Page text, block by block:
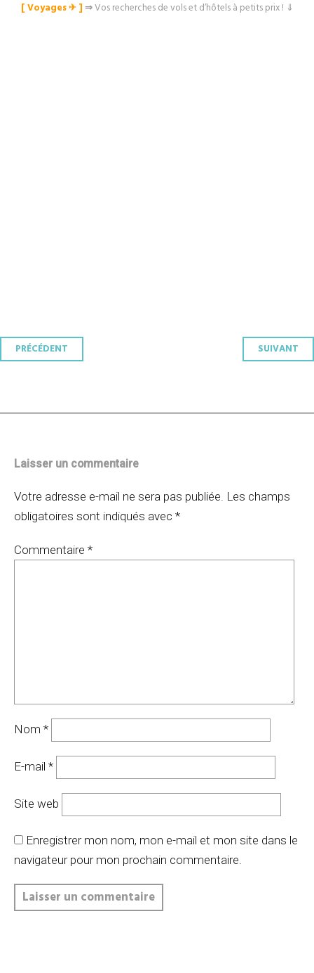
[ Voyages ✈︎ ]⇒Vos recherches de vols et d’hôtels à petits prix ! ⇓
Navigation
PRÉCÉDENT SUIVANT
Laisser un commentaire
Votre adresse e-mail ne sera pas publiée. Les champs
obligatoires sont indiqués avec *
Commentaire *
Nom *
E-mail *
Site web
Enregistrer mon nom, mon e-mail et mon site dans le
navigateur pour mon prochain commentaire.